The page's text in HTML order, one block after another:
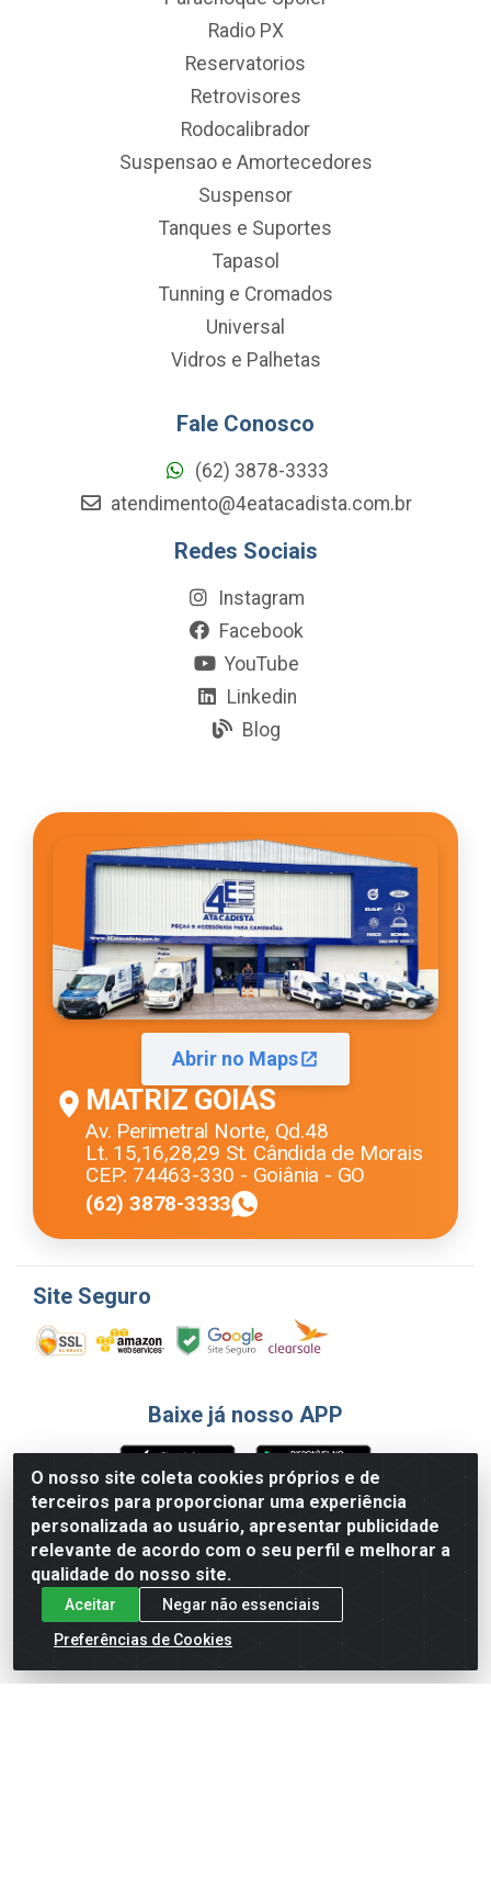
O nosso site coleta cookies próprios e de
terceiros para proporcionar uma experiência
personalizada ao usuário, apresentar publicidade
relevante de acordo com o seu perfil e melhorar a
qualidade do nosso site.
Aceitar
Negar não essenciais
Preferências de Cookies
Radio PX
Reservatorios
Retrovisores
Rodocalibrador
Suspensao e Amortecedores
Suspensor
Tanques e Suportes
Tapasol
Tunning e Cromados
Universal
Vidros e Palhetas
Fale Conosco
(62) 3878-3333
atendimento@4eatacadista.com.br
Redes Sociais
Instagram
Facebook
YouTube
Linkedin
Blog
Abrir no Maps
MATRIZ GOIÁS
Av. Perimetral Norte, Qd.48
Lt. 15,16,28,29 St. Cândida de Morais
CEP: 74463-330 - Goiânia - GO
(62) 3878-3333
Site Seguro
Baixe já nosso APP
Formas de Pagamento